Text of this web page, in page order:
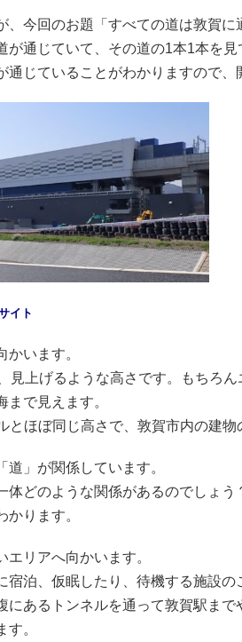
今回のお題「すべての道は敦賀
通じていて、その道の1本1本を
じていることがわかりますので、
イト
います。
上げるような高さです。もちろん
で見えます。
ほぼ同じ高さで、敦賀市内の建物
」が関係しています。
どのような関係があるのでしょう
ります。
リアへ向かいます。
泊、仮眠したり、待機する施設
あるトンネルを通って敦賀駅まで
。